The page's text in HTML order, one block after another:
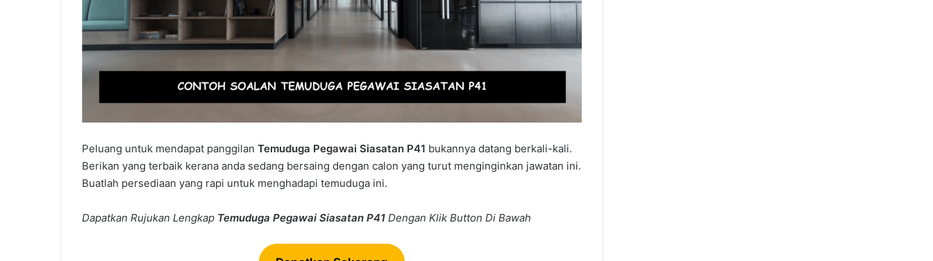
Peluang untuk mendapat panggilan Temuduga Pegawai Siasatan P41 bukannya datang berkali-kali.
Berikan yang terbaik kerana anda sedang bersaing dengan calon yang turut menginginkan jawatan ini.
Buatlah persediaan yang rapi untuk menghadapi temuduga ini.
Dapatkan Rujukan Lengkap Temuduga Pegawai Siasatan P41 Dengan Klik Button Di Bawah